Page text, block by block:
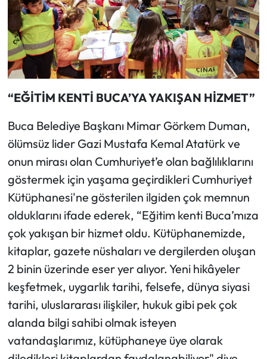
“EĞİTİM KENTİ BUCA’YA YAKIŞAN HİZMET”
Buca Belediye Başkanı Mimar Görkem Duman,
ölümsüz lider Gazi Mustafa Kemal Atatürk ve
onun mirası olan Cumhuriyet’e olan bağlılıklarını
göstermek için yaşama geçirdikleri Cumhuriyet
Kütüphanesi'ne gösterilen ilgiden çok memnun
olduklarını ifade ederek, “Eğitim kenti Buca’mıza
çok yakışan bir hizmet oldu. Kütüphanemizde,
kitaplar, gazete nüshaları ve dergilerden oluşan
2 binin üzerinde eser yer alıyor. Yeni hikâyeler
keşfetmek, uygarlık tarihi, felsefe, dünya siyasi
tarihi, uluslararası ilişkiler, hukuk gibi pek çok
alanda bilgi sahibi olmak isteyen
vatandaşlarımız, kütüphaneye üye olarak